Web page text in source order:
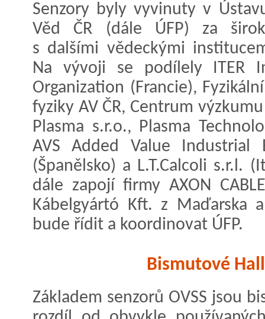
Senzory byly vyvinuty v
Věd ČR (dále ÚFP) za
s dalšími vědeckými
Na vývoji se podílely ITER
Organization (Francie),
fyziky AV ČR, Centrum
Plasma s.r.o., Plasma
AVS Added Value Industrial
(Španělsko) a L.T.Calcoli s.r.l.
dále zapojí firmy AXON
Kábelgyártó Kft. z Maďarska
bude řídit a koordinovat ÚFP.
Bismutové
Základem senzorů OVSS jsou